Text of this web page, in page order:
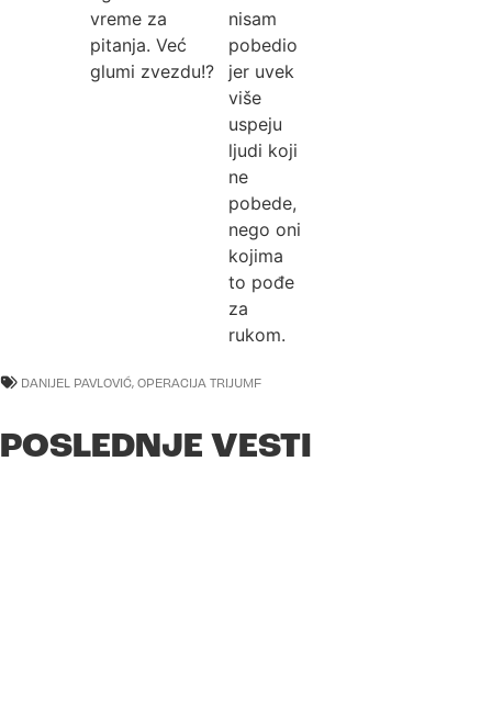
vreme za
pitanja. Već
glumi zvezdu!?
nisam
pobedio
jer uvek
više
uspeju
ljudi koji
ne
pobede,
nego oni
kojima
to pođe
za
rukom.
DANIJEL PAVLOVIĆ, OPERACIJA TRIJUMF
POSLEDNJE VESTI